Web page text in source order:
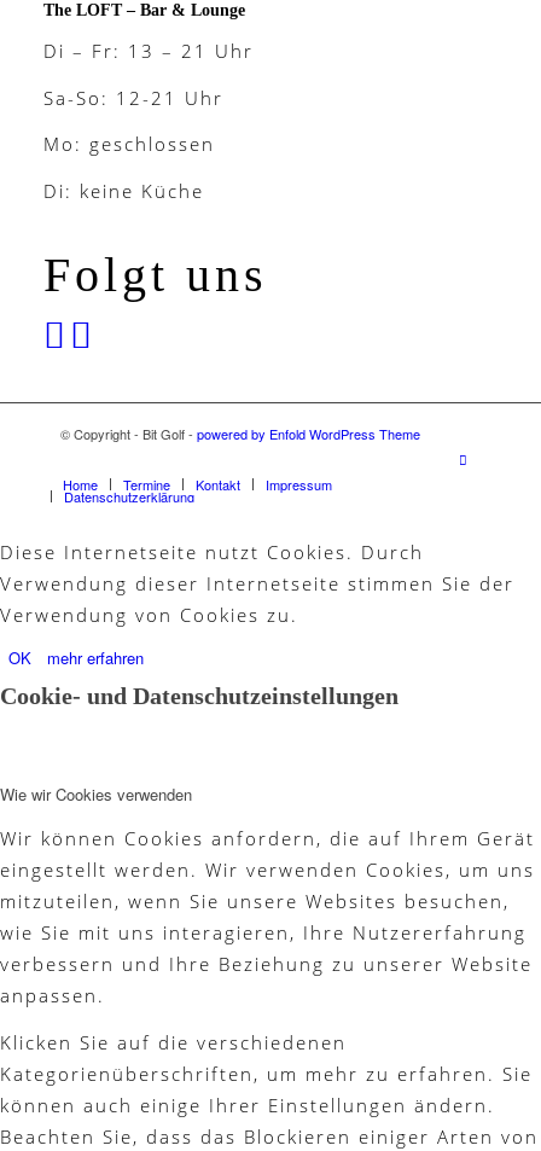
The LOFT – Bar & Lounge
Di – Fr: 13 – 21 Uhr
Sa-So: 12-21 Uhr
Mo: geschlossen
Di: keine Küche
Folgt uns
© Copyright - Bit Golf - powered by Enfold WordPress Theme
Home Termine Kontakt Impressum
Datenschutzerklärung
Diese Internetseite nutzt Cookies. Durch
Verwendung dieser Internetseite stimmen Sie der
Verwendung von Cookies zu.
OK mehr erfahren
Cookie- und Datenschutzeinstellungen
Wie wir Cookies verwenden
Wir können Cookies anfordern, die auf Ihrem Gerät
eingestellt werden. Wir verwenden Cookies, um uns
mitzuteilen, wenn Sie unsere Websites besuchen,
wie Sie mit uns interagieren, Ihre Nutzererfahrung
verbessern und Ihre Beziehung zu unserer Website
anpassen.
Klicken Sie auf die verschiedenen
Kategorienüberschriften, um mehr zu erfahren. Sie
können auch einige Ihrer Einstellungen ändern.
Beachten Sie, dass das Blockieren einiger Arten von